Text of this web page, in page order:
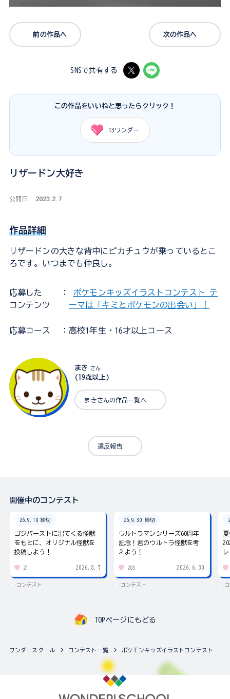
前の作品へ 次の作品へ
SNSで共有する
この作品をいいねと思ったらクリック！
13 ワンダー
リザードン大好き
公開日 2023.2.7
作品詳細
リザードンの大きな背中にピカチュウが乗っているとこ
ろです。いつまでも仲良し。
応募した
コンテンツ
：
ポケモンキッズイラストコンテスト テ
ーマは「キミとポケモンの出会い」！
応募コース ：高校1年生・16才以上コース
まき さん
(19歳以上)
まきさんの作品一覧へ
違反報告
開催中のコンテスト
26.9.18 締切
ゴジバーストに出てくる怪獣
をもとに、オリジナル怪獣を
投稿しよう！
21 2026.8.7
コンテスト
26.9.30 締切
ウルトラマンシリーズ60周年
記念！君のウルトラ怪獣を考
えよう！
285 2026.6.30
コンテスト
TOPページにもどる
ワンダースクール コンテスト一覧 ポケモンキッズイラストコンテスト テーマは「キミとポケモンの出会い」！